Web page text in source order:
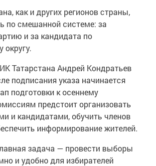
как и других регионов страны,
по смешанной системе: за
и за кандидата по
Татарстана Андрей Кондратьев
подписания указа начинается
подготовки к осеннему
предстоит организовать
и кандидатами, обучить членов
информирование жителей.
задача — провести выборы
и удобно для избирателей